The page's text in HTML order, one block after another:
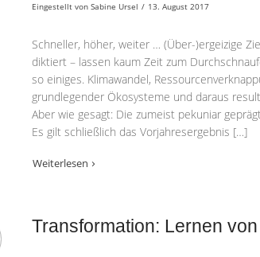
Eingestellt von Sabine Ursel / 13. August 2017
Schneller, höher, weiter … (Über-)ergeizige
diktiert – lassen kaum Zeit zum
so einiges. Klimawandel,
grundlegender Ökosysteme und daraus
Aber wie gesagt: Die zumeist pekuniar
Es gilt schließlich das Vorjahresergebnis […]
Weiterlesen
Transformation: Lernen